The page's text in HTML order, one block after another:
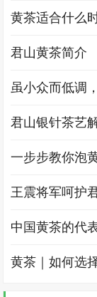
黄茶适合什么
君山黄茶简介
虽小众而低调
君山银针茶艺
一步步教你泡
王震将军呵护
中国黄茶的代
黄茶｜如何选